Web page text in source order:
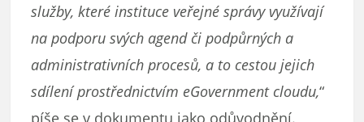
služby, které instituce veřejné správy využívají
na podporu svých agend či podpůrných a
administrativních procesů, a to cestou jejich
sdílení prostřednictvím eGovernment cloudu,“
píše se v dokumentu jako odůvodnění.